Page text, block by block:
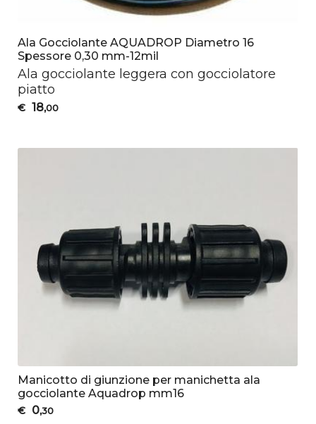
Ala Gocciolante AQUADROP Diametro 16
Spessore 0,30 mm-12mil
Ala gocciolante leggera con gocciolatore
piatto
€ 18,00
Manicotto di giunzione per manichetta ala
gocciolante Aquadrop mm16
€ 0,30